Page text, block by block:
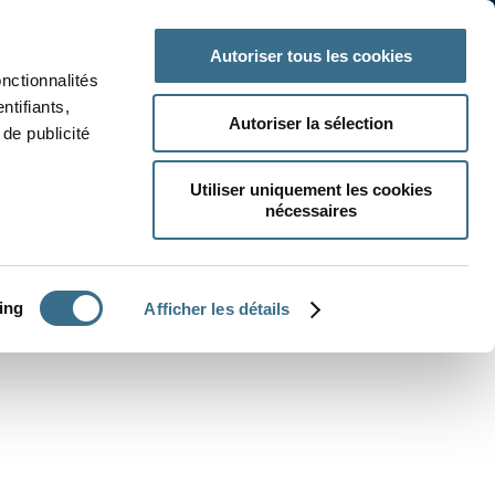
publicité
Afficher les détails
Autoriser tous les cookies
Autoriser la sélection
Utiliser uniquement les cookies
nécessaires